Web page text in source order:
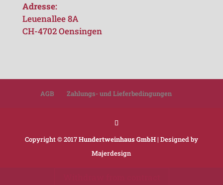
Adresse:
Leuenallee 8A
CH-4702 Oensingen
AGB Zahlungs- und Lieferbedingungen
Copyright © 2017Hundertweinhaus GmbH| Designed by
Majerdesign